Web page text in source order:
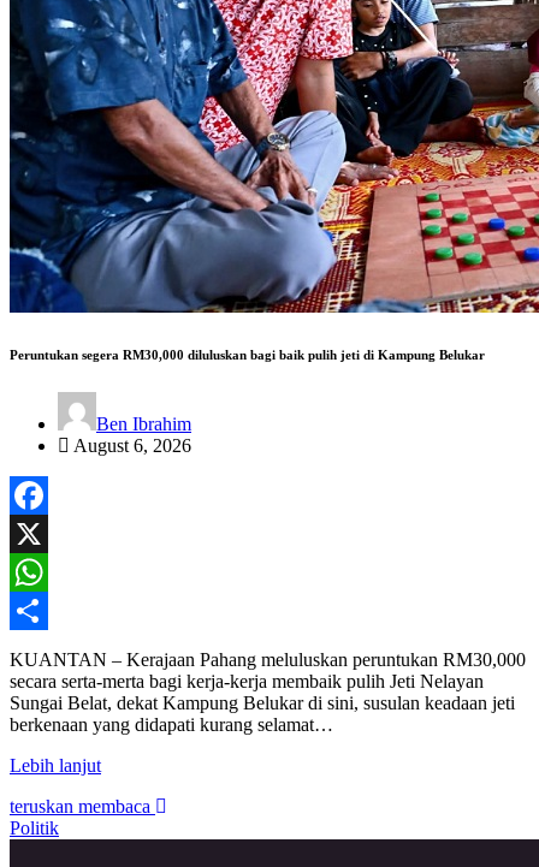
Peruntukan segera RM30,000 diluluskan bagi baik pulih jeti di Kampung Belukar
Ben Ibrahim
August 6, 2026
Facebook
X
WhatsApp
Share
KUANTAN – Kerajaan Pahang meluluskan peruntukan RM30,000
secara serta-merta bagi kerja-kerja membaik pulih Jeti Nelayan
Sungai Belat, dekat Kampung Belukar di sini, susulan keadaan jeti
berkenaan yang didapati kurang selamat…
Lebih lanjut
teruskan membaca
Politik